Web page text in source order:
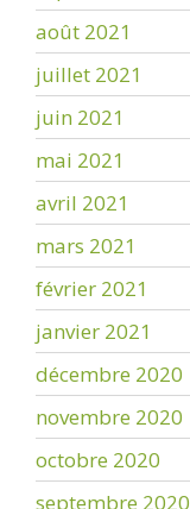
août 2021
juillet 2021
juin 2021
mai 2021
avril 2021
mars 2021
février 2021
janvier 2021
décembre 2020
novembre 2020
octobre 2020
septembre 2020